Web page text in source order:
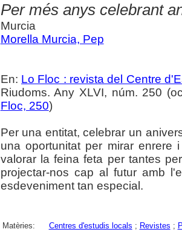
Per més anys celebrant
Murcia
Morella Murcia, Pep
En: Lo Floc : revista del Centre
Riudoms. Any XLVI, núm. 250
Floc, 250)
Per una entitat, celebrar un
una oportunitat per mirar enrere
valorar la feina feta per tantes
projectar-nos cap al futur amb
esdeveniment tan especial.
Matèries: Centres d'estudis locals ; Revistes ;